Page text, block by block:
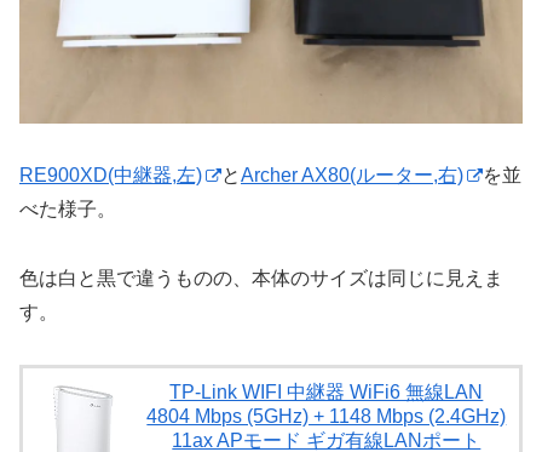
RE900XD(中継器,左) とArcher AX80(ルーター,右)
を並
べた様子。
色は白と黒で違うものの、本体のサイズは同じに見えま
す。
TP-Link WIFI 中継器 WiFi6 無線LAN
4804 Mbps (5GHz) + 1148 Mbps (2.4GHz)
11ax APモード ギガ有線LANポート